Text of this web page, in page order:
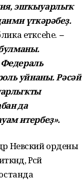
эшҡыуарлыҡ
үткәрәбеҙ.
етәксеһе. –
уйнаны. Рәсәй
да
итербеҙ».
Невский ордены
Рәсәй